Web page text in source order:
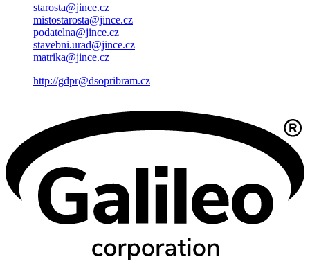
starosta@jince.cz
mistostarosta@jince.cz
podatelna@jince.cz
stavebni.urad@jince.cz
matrika@jince.cz
http://gdpr@dsopribram.cz